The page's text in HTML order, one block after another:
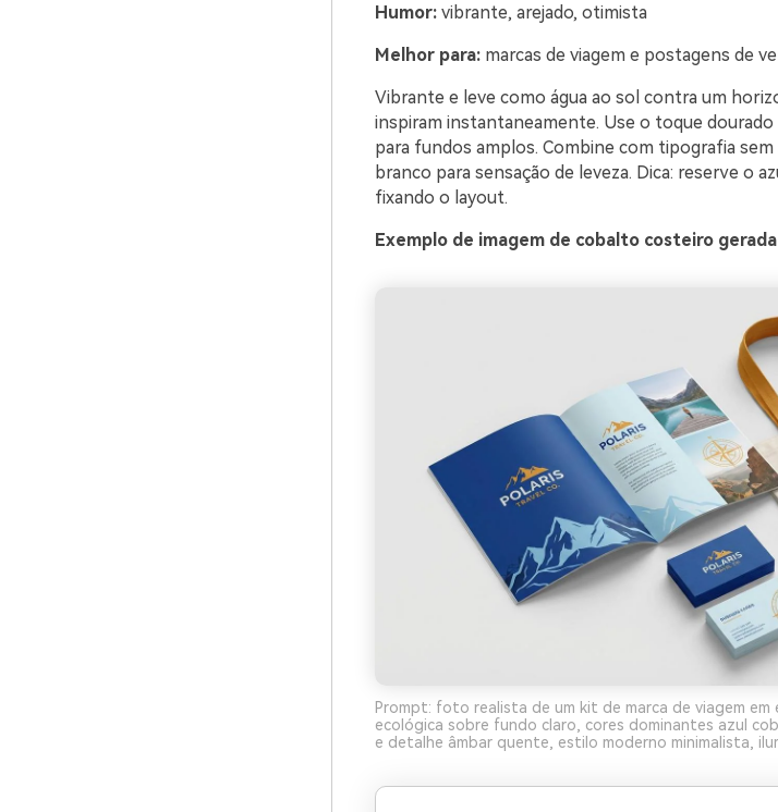
Humor:vibrante, arejado, otimista
Melhor para:marcas de viagem e postagens de
Vibrante e leve como água ao sol contra um
inspiram instantaneamente. Use o toque dourado
para fundos amplos. Combine com tipografia
branco para sensação de leveza. Dica: reserve o
fixando o layout.
Exemplo de imagem de cobalto costeiro
Prompt: foto realista de um kit de marca de viagem
ecológica sobre fundo claro, cores dominantes azul
e detalhe âmbar quente, estilo moderno minimalista,